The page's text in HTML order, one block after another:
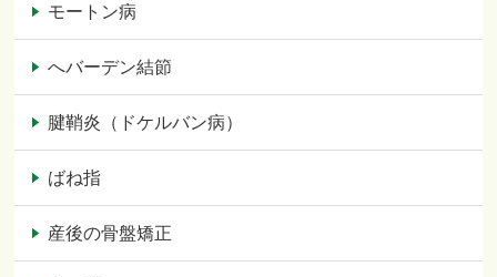
モートン病
へバーデン結節
腱鞘炎（ドケルバン病）
ばね指
産後の骨盤矯正